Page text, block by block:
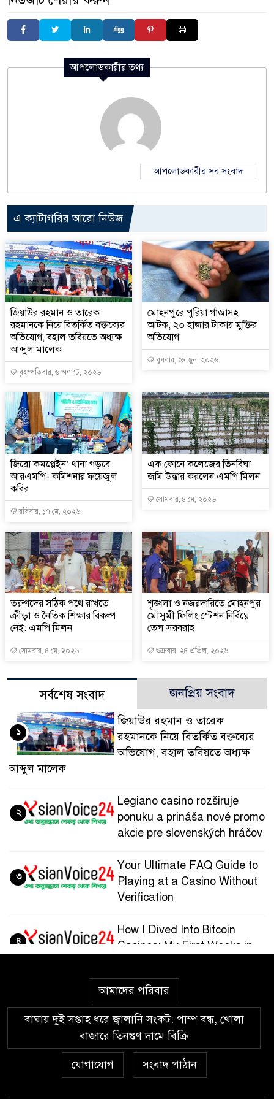
আপলোডকারীর তথ্য
আপলোডকারীর সব সংবাদ
এ ক্যাটাগরির আরো নিউজ
জিয়াউর রহমান ও তারেক
রহমানকে নিয়ে বিতর্কিত বক্তব্যের
অভিযোগ, বহাল তবিয়তে অধ্যক্ষ
আব্দুল মালেক
বৃহস্পতিবার, ৬ অগাস্ট, ২০২৬
মোহনপুরে পুরিয়া গাঁজাসহ
আটক, ২০ হাজার টাকায় মুক্তির
অভিযোগ
বুধবার, ২৪ জুন, ২০২৬
জিরো কমপ্লেইন’ থানা গড়বে
আরএমপি- কমিশনার ফয়েজুল
কবির
রবিবার, ১৭ মে, ২০২৬
এক ফোনে কলেজের তিনবিঘা
জমি উদ্ধার করলেন এমপি মিলন
সোমবার, ৪ মে, ২০২৬
তরুণদের সঠিক পথে রাখতে
ক্রীড়া ও নৈতিক শিক্ষার বিকল্প
নেই: এমপি মিলন
সোমবার, ৪ মে, ২০২৬
শৃঙ্খলা ও নজরদারিতে মোহনপুর
মৌসুমী ফিলিং স্টেশন নির্বিঘ্নে
তেল সরবরাহ
শুক্রবার, ২৪ এপ্রিল, ২০২৬
সর্বশেষ সংবাদ জনপ্রিয় সংবাদ
জিয়াউর রহমান ও তারেক
রহমানকে নিয়ে বিতর্কিত বক্তব্যের
অভিযোগ, বহাল তবিয়তে অধ্যক্ষ
আব্দুল মালেক
১
Legiano casino rozširuje
ponuku a prináša nové promo
akcie pre slovenských hráčov
২
Your Ultimate FAQ Guide to
Playing at a Casino Without
Verification
৩
How I Dived Into Bitcoin
Casinos: My First Weeks in
৪
Guía paso a paso para
registrarte y jugar en
Wazamba Casino
৫
Kako sam otkrio Lolajack
Casino – osobno iskustvo od
আমাদের পরিবার
বাঘায় দুই সপ্তাহ ধরে জ্বালানি সংকট: পাম্প বন্ধ, খোলা
বাজারে তিনগুণ দামে বিক্রি
যোগাযোগ সংবাদ পাঠান